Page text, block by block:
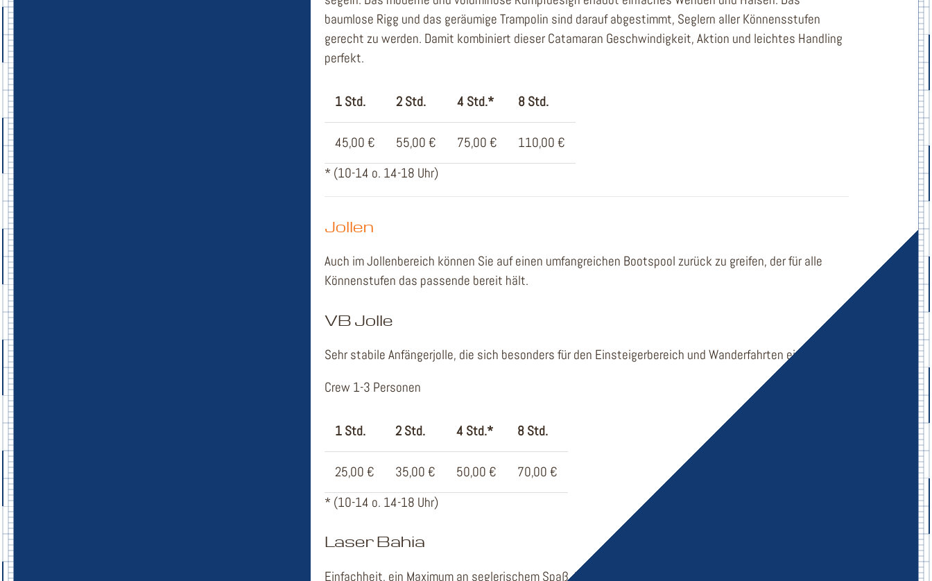
baumlose Rigg und das geräumige Trampolin sind darauf abgestimmt, Seglern aller Könnensstufen
gerecht zu werden. Damit kombiniert dieser Catamaran Geschwindigkeit, Aktion und leichtes Handling
perfekt.
1 Std. 2 Std. 4 Std.* 8 Std.
45,00 € 55,00 € 75,00 €
110,00 €
* (10-14 o. 14-18 Uhr)
Jollen
Auch im Jollenbereich können Sie auf einen umfangreichen Bootspool zurück zu greifen, der für alle
Könnenstufen das passende bereit hält.
VB Jolle
Sehr stabile Anfängerjolle, die sich besonders für den Einsteigerbereich und Wanderfahrten eignet.
Crew 1-3 Personen
1 Std. 2 Std. 4 Std.* 8 Std.
25,00 € 35,00 € 50,00 €
70,00 €
* (10-14 o. 14-18 Uhr)
Laser Bahia
Einfachheit, ein Maximum an seglerischem Spaß. Mehr braucht man nicht sagen. Sportliche Jolle mit